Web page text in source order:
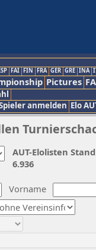
FAI FIN FRA GER GRE INA
Pictures
anmelden Elo
Vorname
AUT-Elolisten
6.936